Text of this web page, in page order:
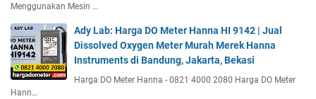
Menggunakan Mesin …
Ady Lab: Harga DO Meter Hanna HI 9142 | Jual
Dissolved Oxygen Meter Murah Merek Hanna
Instruments di Bandung, Jakarta, Bekasi
Harga DO Meter Hanna - 0821 4000 2080 Harga DO Meter
Hann…